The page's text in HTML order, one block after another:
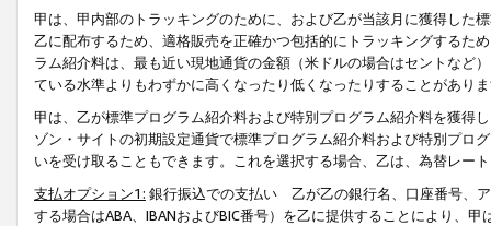
甲は、甲内部のトラッキングのために、および乙が当該月に獲得した
乙に配布するため、適格販売を正確かつ包括的にトラッキングするた
ラム紹介料は、最も近い現地通貨の金額（米ドルの場合はセントなど
ている水準よりもわずかに高くなったり低くなったりすることがあり
甲は、乙が標準プログラム紹介料および特別プログラム紹介料を獲得
ゾン・サイトの初期設定通貨で標準プログラム紹介料および特別プロ
いを受け取ることもできます。これを選択する場合、乙は、為替レー
支払オプション1: 銀行振込での支払い 乙が乙の銀行名、口座番号、
する場合はABA、IBANおよびBIC番号）を乙に提供することにより、